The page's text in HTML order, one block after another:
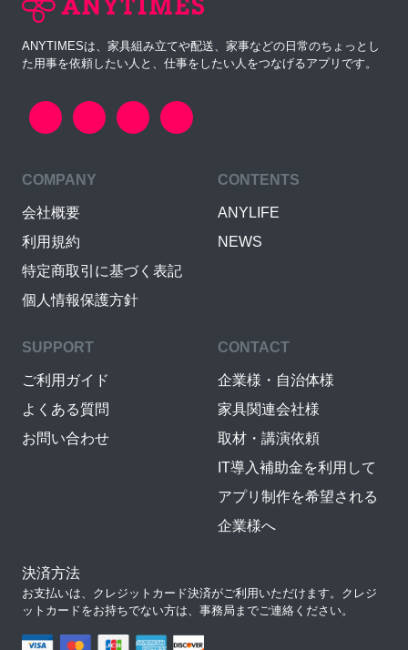
ANYTIMESは、家具組み立てや配送、家事などの日常のちょっとし
た用事を依頼したい人と、仕事をしたい人をつなげるアプリです。
COMPANY
会社概要
利用規約
特定商取引に基づく表記
個人情報保護方針
CONTENTS
ANYLIFE
NEWS
SUPPORT
ご利用ガイド
よくある質問
お問い合わせ
CONTACT
企業様・自治体様
家具関連会社様
取材・講演依頼
IT導入補助金を利用して
アプリ制作を希望される
企業様へ
決済方法
お支払いは、クレジットカード決済がご利用いただけます。クレジ
ットカードをお持ちでない方は、事務局までご連絡ください。